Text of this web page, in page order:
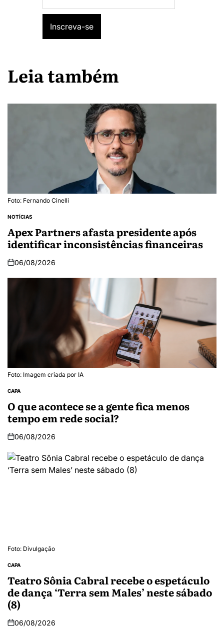
Leia também
Foto: Fernando Cinelli
NOTÍCIAS
Apex Partners afasta presidente após
identificar inconsistências financeiras
06/08/2026
Foto: Imagem criada por IA
CAPA
O que acontece se a gente fica menos
tempo em rede social?
06/08/2026
Foto: Divulgação
CAPA
Teatro Sônia Cabral recebe o espetáculo
de dança ‘Terra sem Males’ neste sábado
(8)
06/08/2026